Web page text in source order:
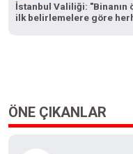
İstanbul Valiliği:
ilk belirlemelere göre
ÖNE ÇIKANLAR